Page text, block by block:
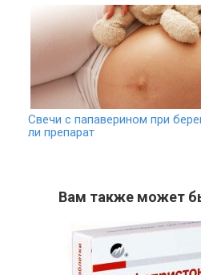
Свечи с папаверином при
ли препарат
Вам также может